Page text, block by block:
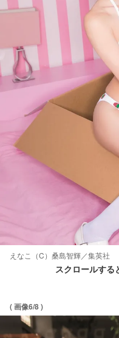
えなこ（C）桑島智輝／集英社
スクロールする
( 画像6/8 )